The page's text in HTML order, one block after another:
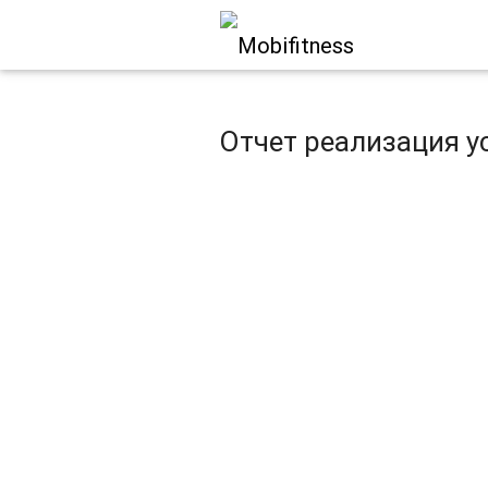
Отчет реализация